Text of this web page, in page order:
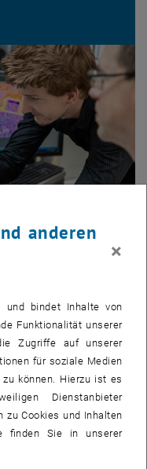
pro Jahr
anderen
×
und bindet Inhalte von
Funktionalität unserer
Zugriffe auf unserer
für soziale Medien
können. Hierzu ist es
Dienstanbieter
zu Cookies und Inhalten
finden Sie in unserer